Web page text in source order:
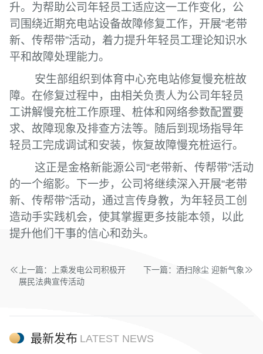
升。为帮助公司年轻员工适应这一工作变化，公
司围绕近期充电站设备故障修复工作，开展“老带
新、传帮带”活动，着力提升年轻员工理论知识水
平和故障处理能力。
安生部组织到体育中心充电站修复慢充桩故
障。在修复过程中，由相关负责人为公司年轻员
工讲解慢充桩工作原理、桩体和网络参数配置要
求、故障现象及排查方法等。随后到现场指导年
轻员工完成调试和安装，恢复故障慢充桩运行。
这正是金格新能源公司“老带新、传帮带”活动
的一个缩影。下一步，公司将继续深入开展“老带
新、传帮带”活动，通过言传身教，为年轻员工创
造动手实践机会，使其掌握更多技能本领，以此
提升他们干事的信心和劲头。
上一篇：上乘发电公司积极开
展民法典宣传活动
下一篇：洒扫除尘 迎新气象
最新发布 LATEST NEWS